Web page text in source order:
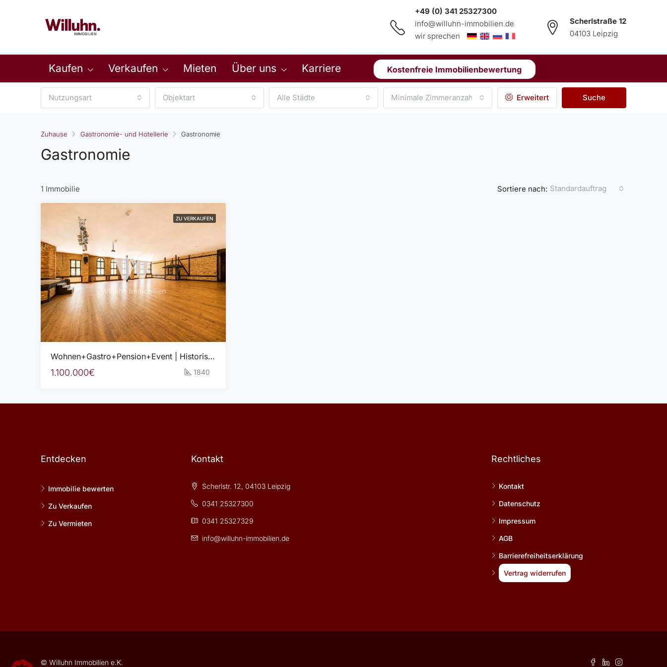
+49 (0) 341 25327300
info@willuhn-immobilien.de
wir sprechen
Scherlstraße 12
04103 Leipzig
Kaufen Verkaufen Mieten Über uns Karriere Kostenfreie Immobilienbewertung
Nutzungsart Objektart Alle Städte Minimale Zimmeranzahl Erweitert Suche
Zuhause Gastronomie- und Hotellerie Gastronomie
Gastronomie
1 Immobilie Sortiere nach: Standardauftrag
ZU VERKAUFEN
Wohnen+Gastro+Pension+Event | Historisches Gasthofensemble mit beeindruckendem Entwicklungspotenzial
1.100.000€ 1840
Entdecken
Immobilie bewerten
Zu Verkaufen
Zu Vermieten
Kontakt
Scherlstr. 12, 04103 Leipzig
0341 25327300
0341 25327329
info@willuhn-immobilien.de
Rechtliches
Kontakt
Datenschutz
Impressum
AGB
Barrierefreiheitserklärung
Vertrag widerrufen
© Willuhn Immobilien e.K.